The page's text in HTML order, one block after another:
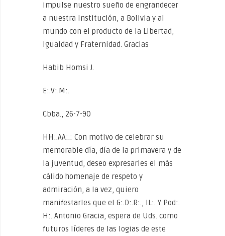
impulse nuestro sueño de engrandecer
a nuestra Institución, a Bolivia y al
mundo con el producto de la Libertad,
Igualdad y Fraternidad. Gracias
Habib Homsi J.
E:.V:.M:.
Cbba., 26-7-90
HH:.AA:.: Con motivo de celebrar su
memorable día, día de la primavera y de
la juventud, deseo expresarles el más
cálido homenaje de respeto y
admiración, a la vez, quiero
manifestarles que el G:.D:.R:., IL:. Y Pod:.
H:. Antonio Gracia, espera de Uds. como
futuros líderes de las logias de este